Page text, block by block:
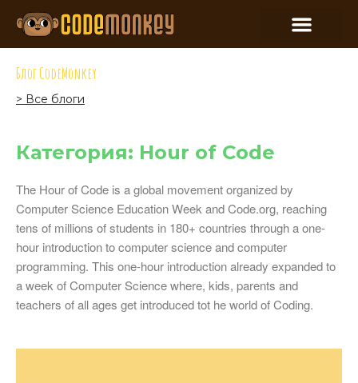
Блог CodeMonkey
> Все блоги
Категория: Hour of Code
The Hour of Code is a global movement organized by
Computer Science Education Week and Code.org, reaching
tens of millions of students in 180+ countries through a one-
hour introduction to computer science and computer
programming. This one-hour introduction already expanded to
a week of Computer Science where, kids, parents and
teachers of all ages get introduced tot he world of Coding.